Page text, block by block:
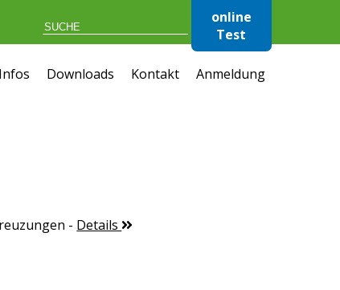
online
Test
Infos Downloads Kontakt Anmeldung
- Details